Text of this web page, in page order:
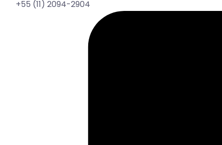
+55 (11) 2094-2904